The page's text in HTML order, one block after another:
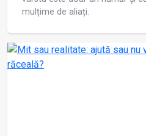
mulțime de aliați.